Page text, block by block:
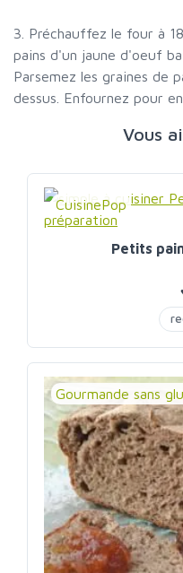
3. Préchauffez le four à
pains d'un jaune d'oeuf
Parsemez les graines de
dessus. Enfournez pour
Vous
CuisinePop
Petits
Gourmande sans